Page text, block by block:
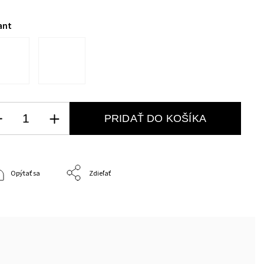
PRIDAŤ DO KOŠÍKA
Opýtať sa Zdieľať